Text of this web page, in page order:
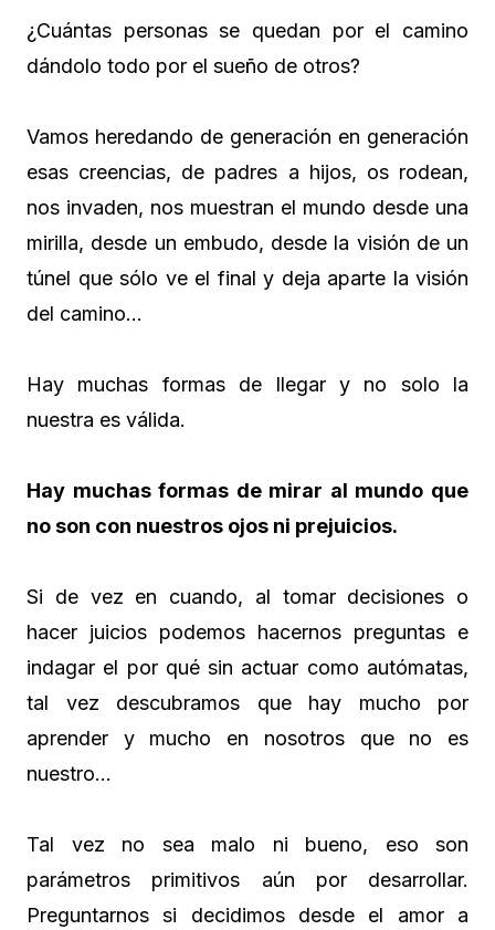
¿Cuántas personas se quedan por el camino
dándolo todo por el sueño de otros?
Vamos heredando de generación en generación
esas creencias, de padres a hijos, os rodean,
nos invaden, nos muestran el mundo desde una
mirilla, desde un embudo, desde la visión de un
túnel que sólo ve el final y deja aparte la visión
del camino…
Hay muchas formas de llegar y no solo la
nuestra es válida.
Hay muchas formas de mirar al mundo que
no son con nuestros ojos ni prejuicios.
Si de vez en cuando, al tomar decisiones o
hacer juicios podemos hacernos preguntas e
indagar el por qué sin actuar como autómatas,
tal vez descubramos que hay mucho por
aprender y mucho en nosotros que no es
nuestro…
Tal vez no sea malo ni bueno, eso son
parámetros primitivos aún por desarrollar.
Preguntarnos si decidimos desde el amor a